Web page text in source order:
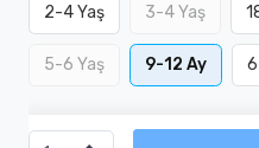
2-4 Yaş 3-4 Yaş
5-6 Yaş 9-12 Ay